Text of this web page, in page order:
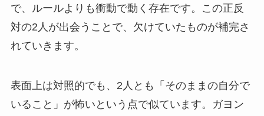
で、ルールよりも衝動で動く存在です。この正反
対の2人が出会うことで、欠けていたものが補完さ
れていきます。
表面上は対照的でも、2人とも「そのままの自分で
いること」が怖いという点で似ています。ガヨン